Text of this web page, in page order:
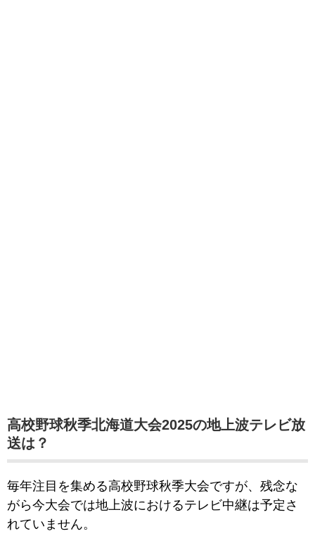
高校野球秋季北海道大会2025の地上波テレビ放
送は？
毎年注目を集める高校野球秋季大会ですが、残念な
がら今大会では地上波におけるテレビ中継は予定さ
れていません。